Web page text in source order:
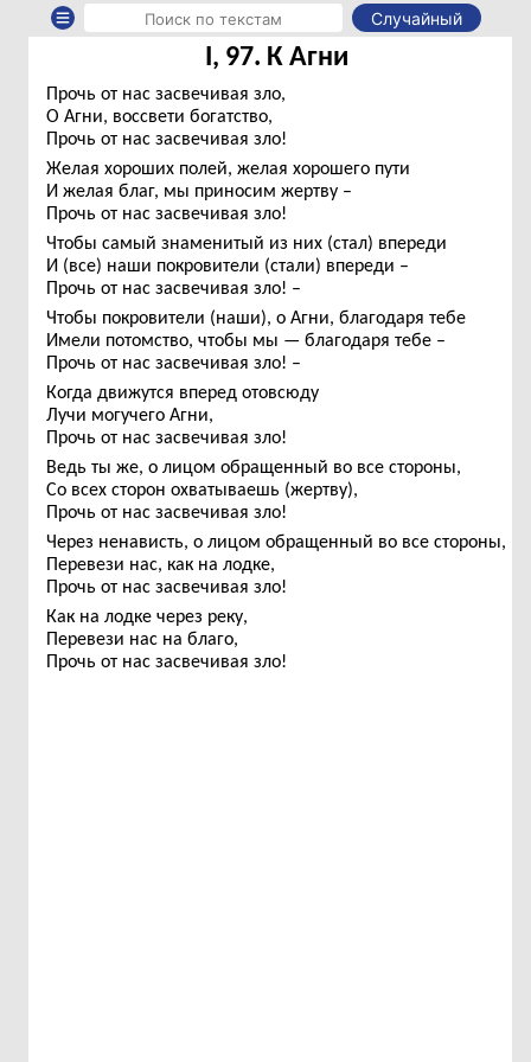
Случайный
I, 97. К Агни
Прочь от нас засвечивая зло,
О Агни, воссвети богатство,
Прочь от нас засвечивая зло!
Желая хороших полей, желая хорошего пути
И желая благ, мы приносим жертву –
Прочь от нас засвечивая зло!
Чтобы самый знаменитый из них (стал) впереди
И (все) наши покровители (стали) впереди –
Прочь от нас засвечивая зло! –
Чтобы покровители (наши), о Агни, благодаря тебе
Имели потомство, чтобы мы — благодаря тебе –
Прочь от нас засвечивая зло! –
Когда движутся вперед отовсюду
Лучи могучего Агни,
Прочь от нас засвечивая зло!
Ведь ты же, о лицом обращенный во все стороны,
Со всех сторон охватываешь (жертву),
Прочь от нас засвечивая зло!
Через ненависть, о лицом обращенный во все стороны,
Перевези нас, как на лодке,
Прочь от нас засвечивая зло!
Как на лодке через реку,
Перевези нас на благо,
Прочь от нас засвечивая зло!